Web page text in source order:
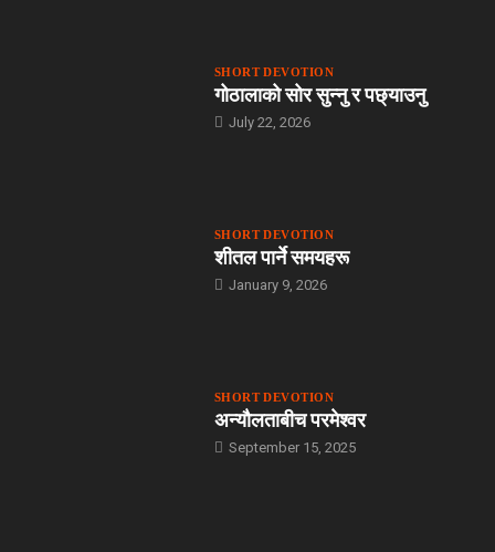
SHORT DEVOTION
गोठालाको सोर सुन्नु र पछ्याउनु
July 22, 2026
SHORT DEVOTION
शीतल पार्ने समयहरू
January 9, 2026
SHORT DEVOTION
अन्यौलताबीच परमेश्‍वर
September 15, 2025